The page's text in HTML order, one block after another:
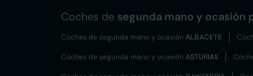
Coches de segunda mano y ocasión
Coches de segunda mano y ocasión ALBACETE
Coches de segunda mano y ocasión ASTURIAS